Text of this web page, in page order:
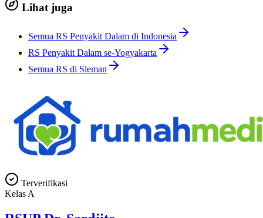
Lihat juga
Semua RS Penyakit Dalam di Indonesia
RS Penyakit Dalam se-Yogyakarta
Semua RS di Sleman
Terverifikasi
Kelas A